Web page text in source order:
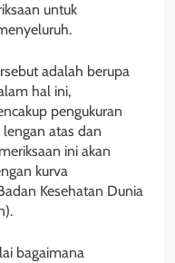
untuk
adalah berupa
hal ini,
pengukuran
atas dan
ini akan
kurva
Kesehatan Dunia
bagaimana